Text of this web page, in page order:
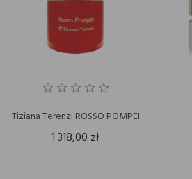
Tiziana Terenzi ROSSO POMPEI
1 318,00 zł